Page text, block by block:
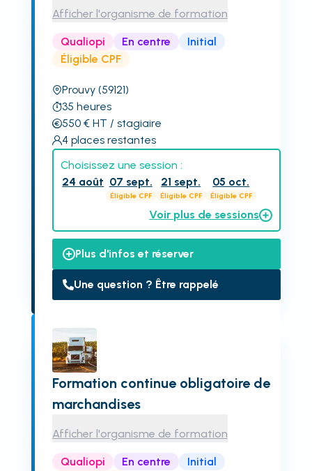
Afficher l'organisme de formation
Qualiopi En centre
Initial
Éligible CPF
Prouvy (59121)
35 heures
550€ HT / stagiaire
4 places restantes
Choisissez une session :
24 août 07 sept.
Éligible CPF
21 sept.
Éligible CPF
05 oct.
Éligible CPF
Voir plus de sessions
Plus d'infos et réserver
Une question ? Être rappelé
Formation continue obligatoire de
marchandises
Afficher l'organisme de formation
Qualiopi En centre
Initial